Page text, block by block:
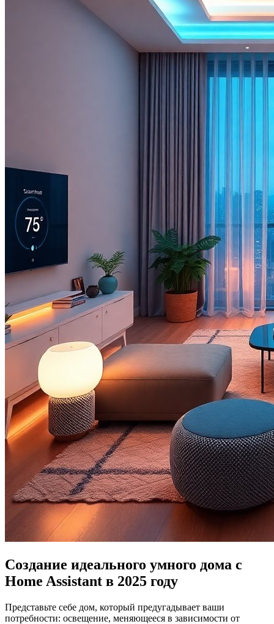
Создание идеального умного дома с
Home Assistant в 2025 году
Представьте себе дом, который предугадывает ваши
потребности: освещение, меняющееся в зависимости от